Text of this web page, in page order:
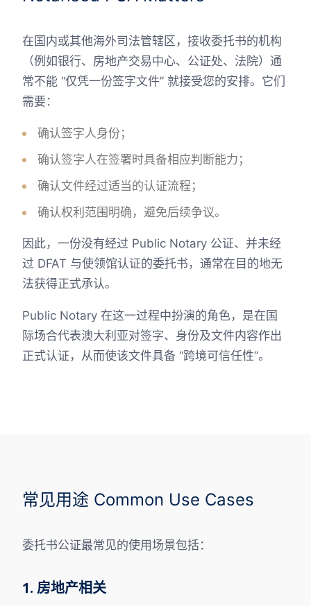
在国内或其他海外司法管辖区，接收委托书的机构
（例如银行、房地产交易中心、公证处、法院）通
常不能 “仅凭一份签字文件” 就接受您的安排。它们
需要：
确认签字人身份；
确认签字人在签署时具备相应判断能力；
确认文件经过适当的认证流程；
确认权利范围明确，避免后续争议。
因此，一份没有经过 Public Notary 公证、并未经
过 DFAT 与使领馆认证的委托书，通常在目的地无
法获得正式承认。
Public Notary 在这一过程中扮演的角色，是在国
际场合代表澳大利亚对签字、身份及文件内容作出
正式认证，从而使该文件具备 “跨境可信任性”。
常见用途 Common Use Cases
委托书公证最常见的使用场景包括：
1. 房地产相关